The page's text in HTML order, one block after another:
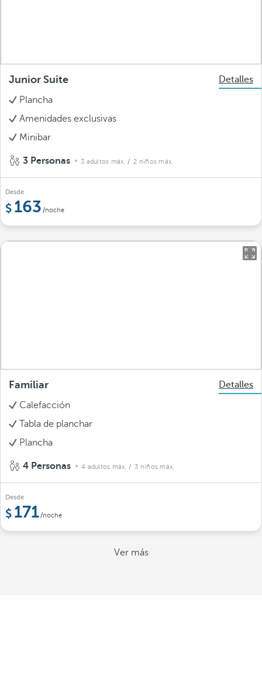
Junior Suite
Detalles
Plancha
Amenidades exclusivas
Minibar
3 Personas 3 adultos máx. / 2 niños máx.
Desde
163 /noche
Familiar
Detalles
Calefacción
Tabla de planchar
Plancha
4 Personas 4 adultos máx. / 3 niños máx.
Desde
171/noche
Ver más